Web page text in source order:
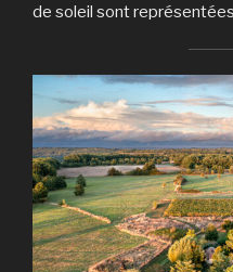
de soleil sont